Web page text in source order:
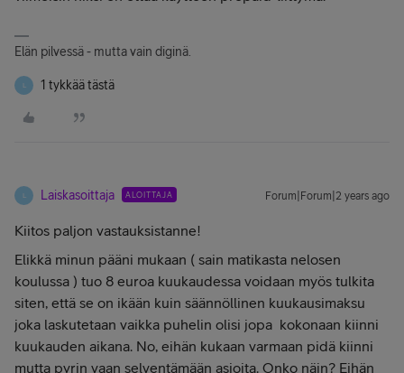
Elän pilvessä - mutta vain diginä.
L 1 tykkää tästä
L Laiskasoittaja ALOITTAJA Forum|Forum|2 years ago
Kiitos paljon vastauksistanne!
Elikkä minun pääni mukaan ( sain matikasta nelosen
koulussa ) tuo 8 euroa kuukaudessa voidaan myös tulkita
siten, että se on ikään kuin säännöllinen kuukausimaksu
joka laskutetaan vaikka puhelin olisi jopa kokonaan kiinni
kuukauden aikana. No, eihän kukaan varmaan pidä kiinni
mutta pyrin vaan selventämään asioita. Onko näin? Eihän